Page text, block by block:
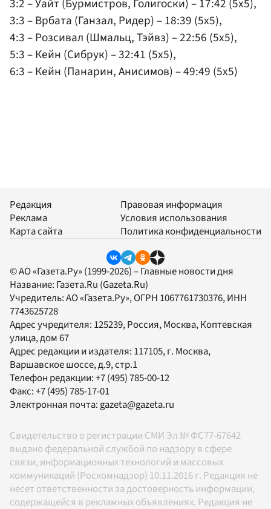
3:3 – Врбата (Ганзал, Ридер) – 18:39 (5x5),
4:3 – Розсивал (Шмальц, Тэйвз) – 22:56 (5x5),
5:3 – Кейн (Сибрук) – 32:41 (5x5),
6:3 – Кейн (Панарин, Анисимов) – 49:49 (5x5)
Редакция
Реклама
Карта сайта
Правовая информация
Условия использования
Политика конфиденциальности
© АО «Газета.Ру» (1999-2026) – Главные новости дня
Название: Газета.Ru (Gazeta.Ru)
Учредитель:АО «Газета.Ру», ОГРН 1067761730376, ИНН
7743625728
Адрес учредителя: 125239, Россия, Москва, Коптевская
улица, дом 67
Адрес редакции и издателя: 117105, г. Москва,
Варшавское шоссе, д.9, стр.1
Телефон редакции:+7 (495) 785-00-12
Факс:+7 (495) 785-17-01
Электронная почта:gazeta@gazeta.ru
Свидетельство о регистрации СМИ Эл № ФС77-67642
выдано федеральной службой по надзору в сфере
связи, информационных технологий и массовых
коммуникаций (Роскомнадзор) 10.11.2016 г. Редакция не
несет ответственности за достоверность информации,
содержащейся в рекламных объявлениях. Редакция не